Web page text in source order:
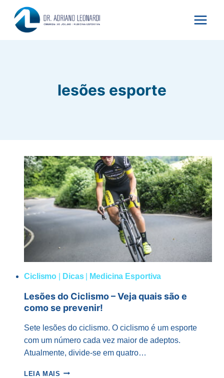
para
lesões esporte
Ciclismo Dicas| Medicina Esportiva
Lesões do Ciclismo – Veja quais são e
como se prevenir!
Sete lesões do ciclismo. O ciclismo é um esporte
com um número cada vez maior de adeptos.
Atualmente, divide-se em quatro…
LEIA MAIS LESÕES